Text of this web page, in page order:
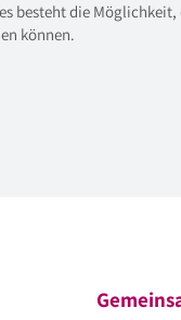
besteht die Möglichkeit,
können.